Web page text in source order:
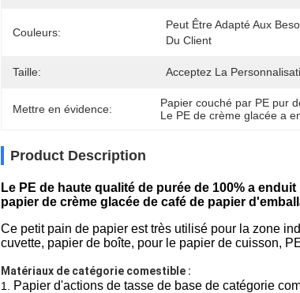
Couleurs:
Peut Être Adapté Aux
Du Client
Taille: Acceptez La
Mettre en évidence: Papier couché par PE pur
Le PE de crème glacée a
Product Description
Le PE de haute qualité de purée de 100% a
papier de crème glacée de café de papier
Ce petit pain de papier est très utilisé pour la zone
cuvette, papier de boîte, pour le papier de cuisson,
Matériaux de catégorie comestible :
1.
Papier d'actions de tasse de base de catégorie